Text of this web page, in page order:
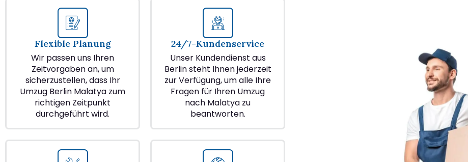
Flexible Planung
Wir passen uns Ihren
Zeitvorgaben an, um
sicherzustellen, dass Ihr
Umzug Berlin Malatya zum
richtigen Zeitpunkt
durchgeführt wird.
24/7-Kundenservice
Unser Kundendienst aus
Berlin steht Ihnen jederzeit
zur Verfügung, um alle Ihre
Fragen für Ihren Umzug
nach Malatya zu
beantworten.